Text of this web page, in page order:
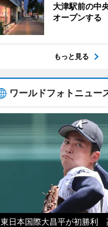
大津駅前の中
オープンする
もっと見る
ワールドフォトニュー
東日本国際大昌平が初勝利